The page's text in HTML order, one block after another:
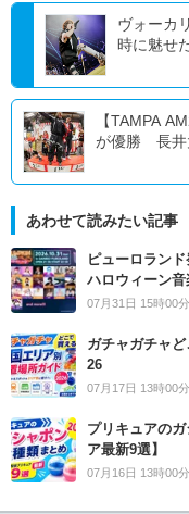
ヴォーカ
時に魅せ
【TAMPA
が優勝 長井
あわせて読みたい記事
ピューロラン
ハロウィーン音
07月31日 15時00分
ガチャガチャ
26
07月17日 13時00分
プリキュアの
ア最新9選】
07月16日 13時00分